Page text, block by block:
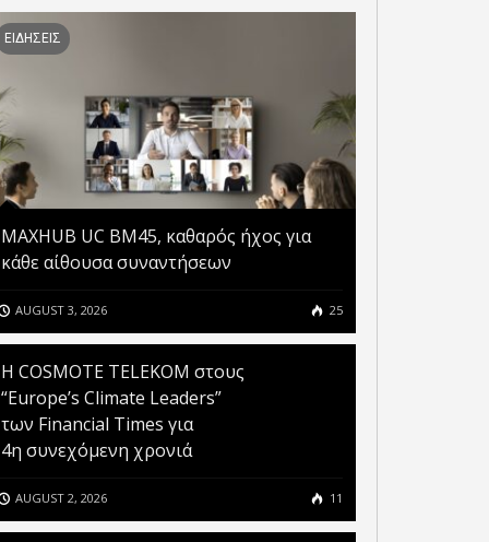
ΕΙΔΗΣΕΙΣ
MAXHUB UC BM45, καθαρός ήχος για
κάθε αίθουσα συναντήσεων
AUGUST 3, 2026 25
Η COSMOTE TELEKOM στους
“Europe’s Climate Leaders”
των Financial Times για
4η συνεχόμενη χρονιά
AUGUST 2, 2026 11